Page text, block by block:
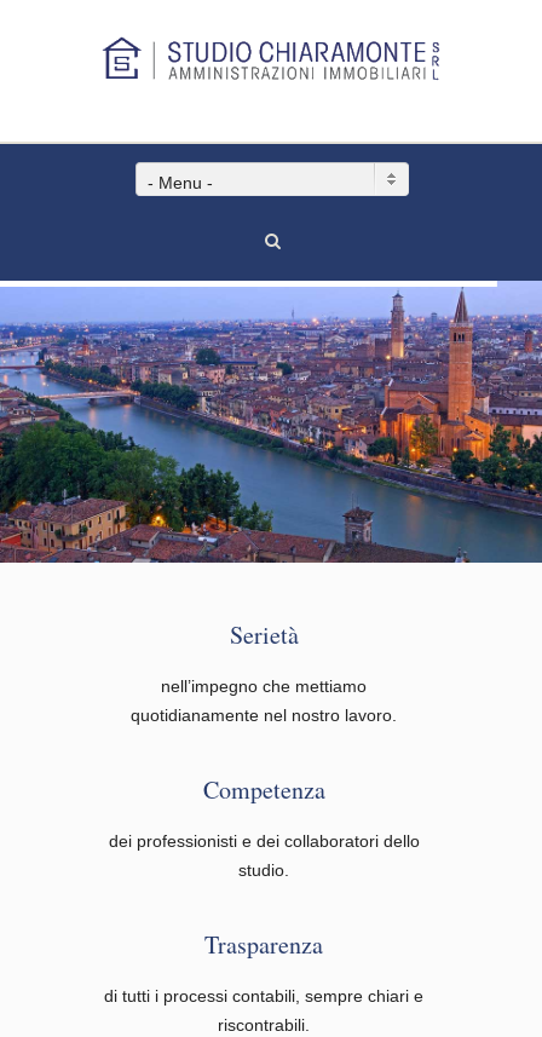
- Menu -
Serietà
nell’impegno che mettiamo
quotidianamente nel nostro lavoro.
Competenza
dei professionisti e dei collaboratori dello
studio.
Trasparenza
di tutti i processi contabili, sempre chiari e
riscontrabili.